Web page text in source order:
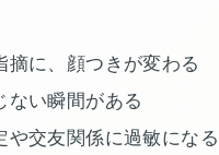
摘に、顔つきが変わる
ない瞬間がある
や交友関係に過敏になる